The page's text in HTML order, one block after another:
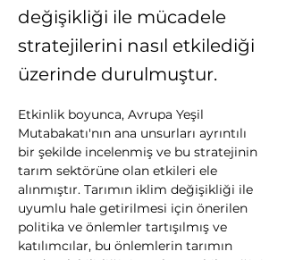
değişikliği ile mücadele
stratejilerini nasıl etkilediği
üzerinde durulmuştur.
Etkinlik boyunca, Avrupa Yeşil
Mutabakatı'nın ana unsurları ayrıntılı
bir şekilde incelenmiş ve bu stratejinin
tarım sektörüne olan etkileri ele
alınmıştır. Tarımın iklim değişikliği ile
uyumlu hale getirilmesi için önerilen
politika ve önlemler tartışılmış ve
katılımcılar, bu önlemlerin tarımın